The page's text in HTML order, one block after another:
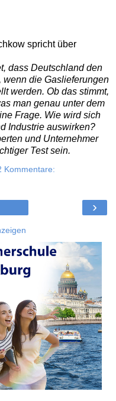
spricht über
dass Deutschland den
wenn die Gaslieferungen
werden. Ob das stimmt,
man genau unter dem
Frage. Wie wird sich
Industrie auswirken?
und Unternehmer
Test sein.
Kommentare:
›